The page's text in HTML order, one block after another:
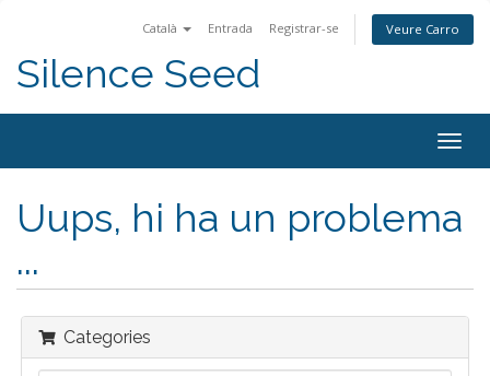
Català Entrada Registrar-se Veure Carro
Silence Seed
Uups, hi ha un problema
...
Categories